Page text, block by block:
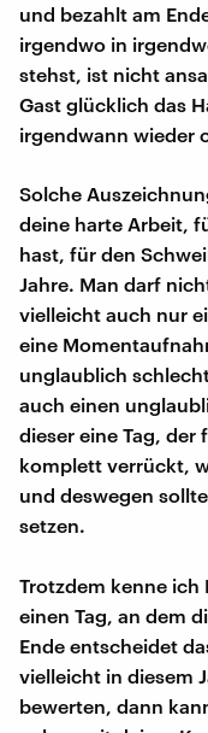
und bezahlt am
irgendwo in
stehst, ist nicht
Gast glücklich das
irgendwann wieder
Solche
deine harte Arbeit,
hast, für den
Jahre. Man darf
vielleicht auch nur
eine
unglaublich
auch einen
dieser eine Tag, der
komplett verrückt,
und deswegen
setzen.
Trotzdem kenne ich
einen Tag, an dem
Ende entscheidet
vielleicht in diesem
bewerten, dann